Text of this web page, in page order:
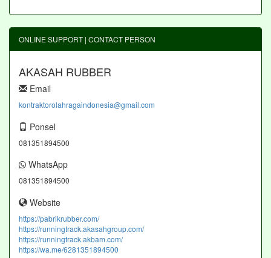
ONLINE SUPPORT | CONTACT PERSON
AKASAH RUBBER
Email
kontraktorolahragaindonesia@gmail.com
Ponsel
081351894500
WhatsApp
081351894500
Website
https://pabrikrubber.com/
https://runningtrack.akasahgroup.com/
https://runningtrack.akbam.com/
https://wa.me/6281351894500